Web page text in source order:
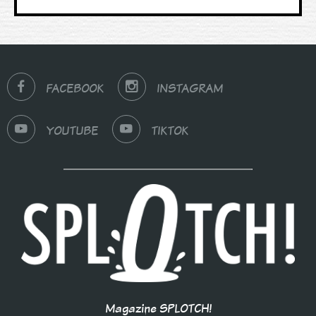
FACEBOOK INSTAGRAM
YOUTUBE TIKTOK
Magazine SPLOTCH!